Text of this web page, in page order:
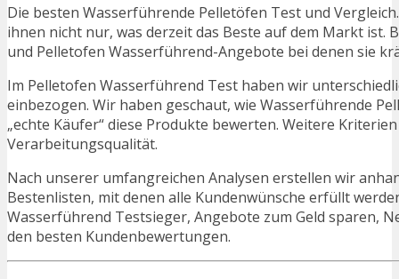
Die besten Wasserführende Pelletöfen Test und
ihnen nicht nur, was derzeit das Beste auf dem Markt ist.
und Pelletofen Wasserführend-Angebote bei denen sie
Im Pelletofen Wasserführend Test haben wir
einbezogen. Wir haben geschaut, wie Wasserführende
„echte Käufer“ diese Produkte bewerten. Weitere
Verarbeitungsqualität.
Nach unserer umfangreichen Analysen erstellen wir
Bestenlisten, mit denen alle Kundenwünsche erfüllt
Wasserführend Testsieger, Angebote zum Geld sparen,
den besten Kundenbewertungen.